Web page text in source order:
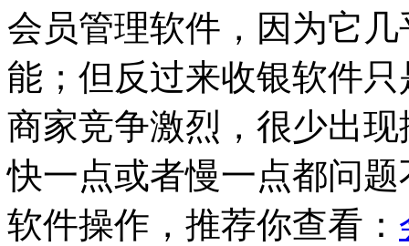
会员管理软件，因为它
能；但反过来收银软件
商家竞争激烈，很少出
快一点或者慢一点都问
软件操作，推荐你查看：